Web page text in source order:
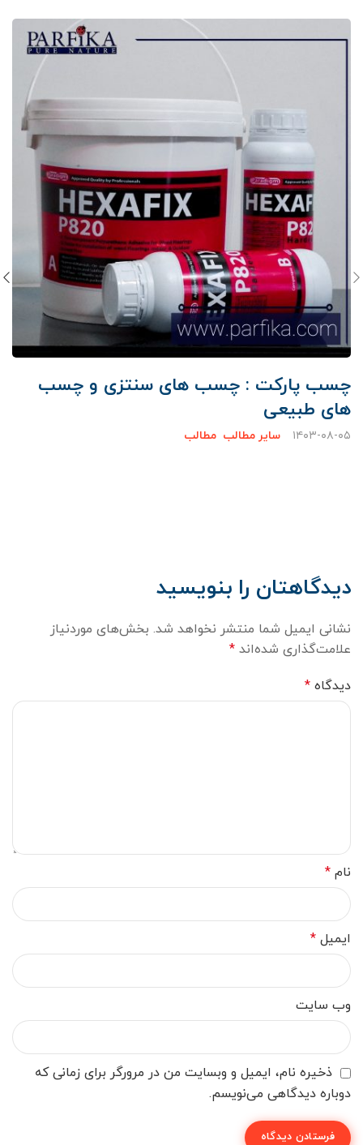
چسب پارکت : چسب های سنتزی و چسب
های طبیعی
۱۴۰۳-۰۸-۰۵ سایر مطالب مطالب
دیدگاهتان را بنویسید
نشانی ایمیل شما منتشر نخواهد شد. بخش‌های موردنیاز
علامت‌گذاری شده‌اند *
دیدگاه *
نام *
ایمیل *
وب‌ سایت
ذخیره نام، ایمیل و وبسایت من در مرورگر برای زمانی که
دوباره دیدگاهی می‌نویسم.